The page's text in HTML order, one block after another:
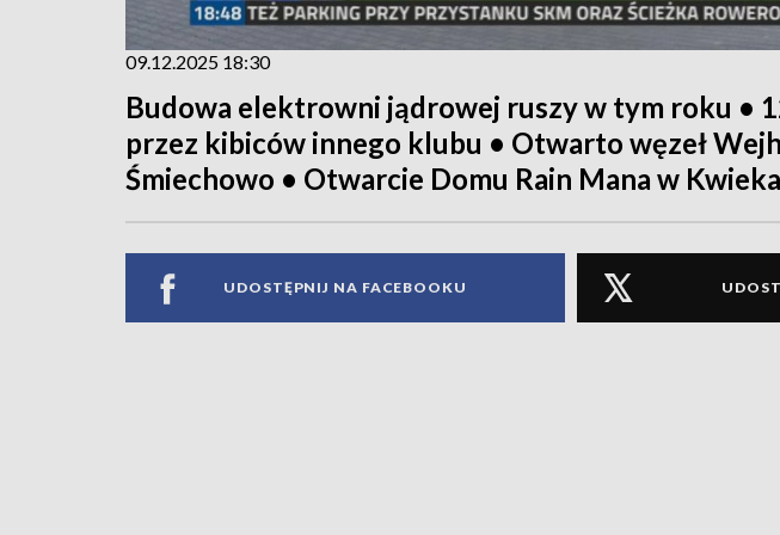
09.12.2025 18:30
Budowa elektrowni jądrowej ruszy w tym roku •
przez kibiców innego klubu • Otwarto węzeł
Śmiechowo • Otwarcie Domu Rain Mana w
UDOSTĘPNIJ NA FACEBOOKU